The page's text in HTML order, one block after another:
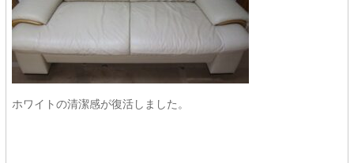
ホワイトの清潔感が復活しました。